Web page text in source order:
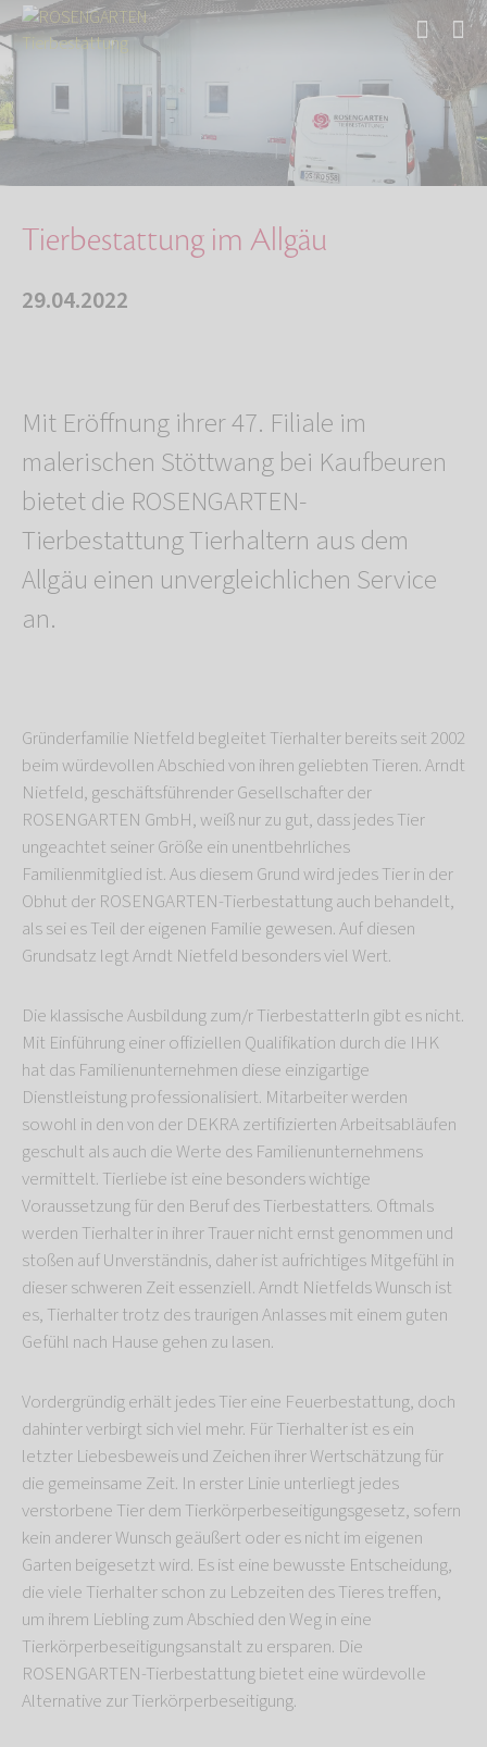
Über uns Tierbestattung im Allgäu
Tierbestattung im Allgäu
29.04.2022
Mit Eröffnung ihrer 47. Filiale im
malerischen Stöttwang bei Kaufbeuren
bietet die ROSENGARTEN-
Tierbestattung Tierhaltern aus dem
Allgäu einen unvergleichlichen Service
an.
Gründerfamilie Nietfeld begleitet Tierhalter bereits seit 2002
beim würdevollen Abschied von ihren geliebten Tieren. Arndt
Nietfeld, geschäftsführender Gesellschafter der
ROSENGARTEN GmbH, weiß nur zu gut, dass jedes Tier
ungeachtet seiner Größe ein unentbehrliches
Familienmitglied ist. Aus diesem Grund wird jedes Tier in der
Obhut der ROSENGARTEN-Tierbestattung auch behandelt,
als sei es Teil der eigenen Familie gewesen. Auf diesen
Grundsatz legt Arndt Nietfeld besonders viel Wert.
Die klassische Ausbildung zum/r TierbestatterIn gibt es nicht.
Mit Einführung einer offiziellen Qualifikation durch die IHK
hat das Familienunternehmen diese einzigartige
Dienstleistung professionalisiert. Mitarbeiter werden
sowohl in den von der DEKRA zertifizierten Arbeitsabläufen
geschult als auch die Werte des Familienunternehmens
vermittelt. Tierliebe ist eine besonders wichtige
Voraussetzung für den Beruf des Tierbestatters. Oftmals
werden Tierhalter in ihrer Trauer nicht ernst genommen und
stoßen auf Unverständnis, daher ist aufrichtiges Mitgefühl in
dieser schweren Zeit essenziell. Arndt Nietfelds Wunsch ist
es, Tierhalter trotz des traurigen Anlasses mit einem guten
Gefühl nach Hause gehen zu lasen.
Vordergründig erhält jedes Tier eine Feuerbestattung, doch
dahinter verbirgt sich viel mehr. Für Tierhalter ist es ein
letzter Liebesbeweis und Zeichen ihrer Wertschätzung für
die gemeinsame Zeit. In erster Linie unterliegt jedes
verstorbene Tier dem Tierkörperbeseitigungsgesetz, sofern
kein anderer Wunsch geäußert oder es nicht im eigenen
Garten beigesetzt wird. Es ist eine bewusste Entscheidung,
die viele Tierhalter schon zu Lebzeiten des Tieres treffen,
um ihrem Liebling zum Abschied den Weg in eine
Tierkörperbeseitigungsanstalt zu ersparen. Die
ROSENGARTEN-Tierbestattung bietet eine würdevolle
Alternative zur Tierkörperbeseitigung.